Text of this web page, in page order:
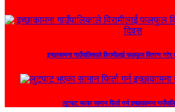
इच्छाकामना गाउँपालिकाले विरामीलाई फलफुल वितरण गरेर
लुटपाट भएका सामान फिर्ता गर्न इच्छाकामना